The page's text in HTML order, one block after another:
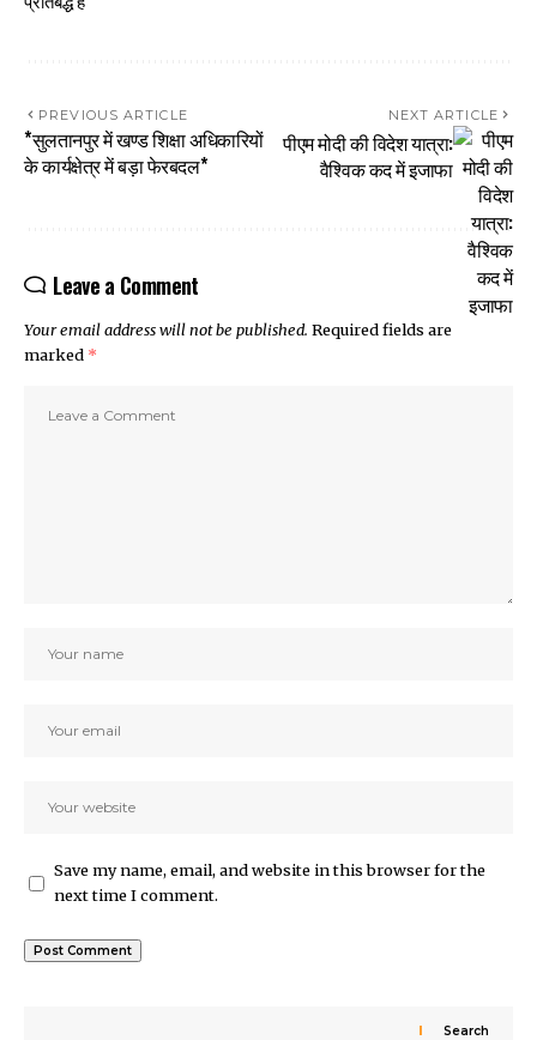
PREVIOUS ARTICLE
*सुलतानपुर में खण्ड शिक्षा अधिकारियों
के कार्यक्षेत्र में बड़ा फेरबदल*
NEXT ARTICLE
पीएम मोदी की विदेश यात्रा:
वैश्विक कद में इजाफा
Leave a Comment
Your email address will not be published. Required fields are
marked *
Save my name, email, and website in this browser for the
next time I comment.
Search